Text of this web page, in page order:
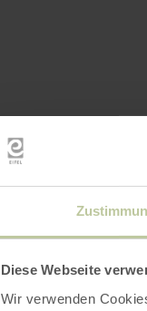
Diese Webseite
Wir verwenden